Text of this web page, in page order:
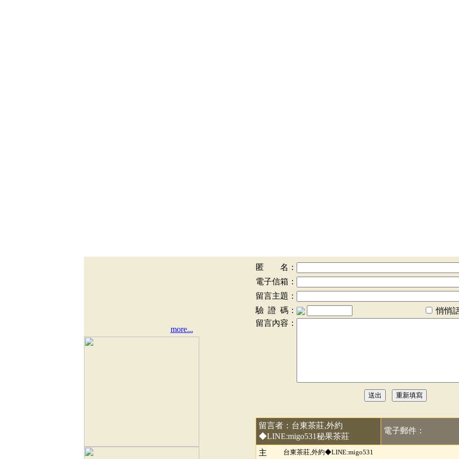
more...
匿 名：
電子信箱：
留言主題：
驗 證 碼：
悄悄
留言內容：
留言者：台東茶莊,外約
◆LINE:migo531秘果茶莊
電子郵件：
主 台東茶莊,外約◆LINE:migo531